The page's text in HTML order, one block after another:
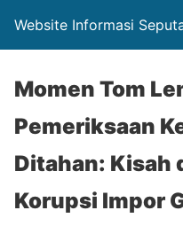
Website Informasi
Momen Tom
Pemeriksaan
Ditahan: Kisah
Korupsi Impor